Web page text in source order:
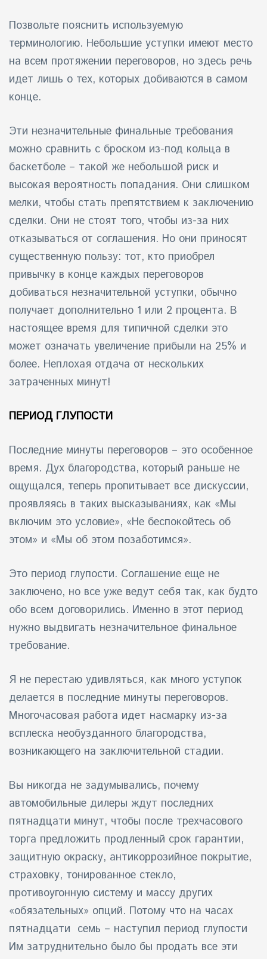
Позвольте пояснить используемую
терминологию. Небольшие уступки имеют место
на всем протяжении переговоров, но здесь речь
идет лишь о тех, которых добиваются в самом
конце.
Эти незначительные финальные требования
можно сравнить с броском из-под кольца в
баскетболе – такой же небольшой риск и
высокая вероятность попадания. Они слишком
мелки, чтобы стать препятствием к заключению
сделки. Они не стоят того, чтобы из-за них
отказываться от соглашения. Но они приносят
существенную пользу: тот, кто приобрел
привычку в конце каждых переговоров
добиваться незначительной уступки, обычно
получает дополнительно 1 или 2 процента. В
настоящее время для типичной сделки это
может означать увеличение прибыли на 25% и
более. Неплохая отдача от нескольких
затраченных минут!
ПЕРИОД ГЛУПОСТИ
Последние минуты переговоров – это особенное
время. Дух благородства, который раньше не
ощущался, теперь пропитывает все дискуссии,
проявляясь в таких высказываниях, как «Мы
включим это условие», «Не беспокойтесь об
этом» и «Мы об этом позаботимся».
Это период глупости. Соглашение еще не
заключено, но все уже ведут себя так, как будто
обо всем договорились. Именно в этот период
нужно выдвигать незначительное финальное
требование.
Я не перестаю удивляться, как много уступок
делается в последние минуты переговоров.
Многочасовая работа идет насмарку из-за
всплеска необузданного благородства,
возникающего на заключительной стадии.
Вы никогда не задумывались, почему
автомобильные дилеры ждут последних
пятнадцати минут, чтобы после трехчасового
торга предложить продленный срок гарантии,
защитную окраску, антикоррозийное покрытие,
страховку, тонированное стекло,
противоугонную систему и массу других
«обязательных» опций. Потому что на часах
пятнадцати семь – наступил период глупости
Им затруднительно было бы продать все эти